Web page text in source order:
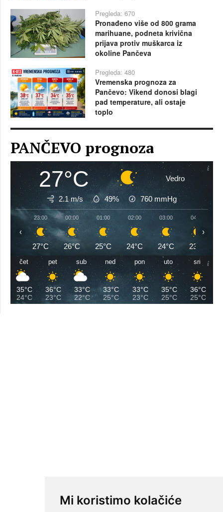
Mi koristimo kolačiće
Pregleda: 670
Pronađeno više od 800 grama
marihuane, podneta krivična
prijava protiv muškarca iz
okoline Pančeva
Pregleda: 480
Vremenska prognoza za
Pančevo: Vikend donosi blagi
pad temperature, ali ostaje
toplo
PANČEVO prognoza
27°C Vedro
2.1 m/s 49% 760 mmHg
23:00
27°C
00:00
26°C
01:00
25°C
02:00
24°C
03:00
24°C
04:00
23°C
‹ ›
čet
35°C
24°C
pet
36°C
23°C
sub
33°C
22°C
ned
33°C
25°C
pon
33°C
23°C
uto
35°C
25°C
sri
36°C
25°C